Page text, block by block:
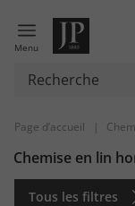
Menu
Page d’accueil |
Chemise en lin
Tous les filtres